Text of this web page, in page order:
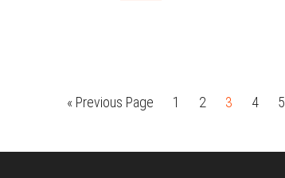
« Go
Previous Page Page
1 Page
2 Page
3 Page
4 5